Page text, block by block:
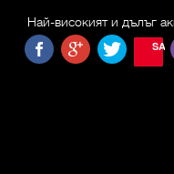
Най-високият и дълъг
SAVE